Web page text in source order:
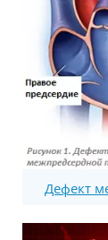
Дефект